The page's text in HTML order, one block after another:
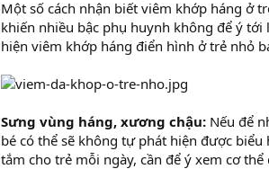
Một số cách nhận biết viêm khớp háng ở
khiến nhiều bậc phụ huynh không để ý
hiện viêm khớp háng điển hình ở trẻ nhỏ
Sưng vùng háng, xương chậu: Nếu để
bé có thể sẽ không tự phát hiện được
tắm cho trẻ mỗi ngày, cần để ý xem cơ